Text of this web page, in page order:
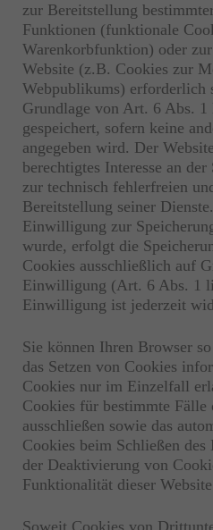
zur Bereitstellung
Funktionen (funktionale
Warenkorbfunktion) oder
Website (z.B. Cookies zur
Webpublikums) erforderlich
Grundlage von Art. 6 Abs.
gespeichert, sofern keine
angegeben wird. Der
berechtigtes Interesse an
zur technisch fehlerfreien
Bereitstellung seiner
Einwilligung zur
wurde, erfolgt die
Cookies ausschließlich auf
Einwilligung (Art. 6 Abs. 1
Einwilligung ist jederzeit
Sie können Ihren Browser
das Setzen von Cookies
Cookies nur im Einzelfall
Cookies für bestimmte Fälle
ausschließen sowie das
Cookies beim Schließen
der Deaktivierung von
Funktionalität dieser
Soweit Cookies von